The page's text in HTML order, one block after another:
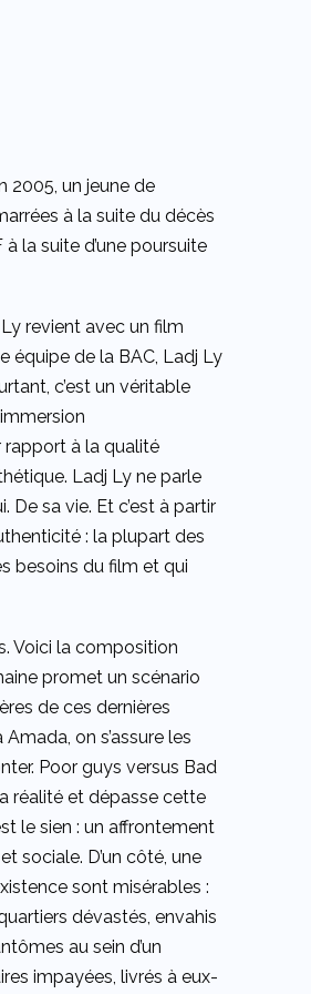
2005, un jeune de
à la suite du décès
la suite d’une poursuite
revient avec un film
équipe de la BAC, Ladj Ly
c’est un véritable
rapport à la qualité
Ladj Ly ne parle
sa vie. Et c’est à partir
: la plupart des
besoins du film et qui
Voici la composition
promet un scénario
de ces dernières
on s’assure les
Poor guys versus Bad
réalité et dépasse cette
le sien : un affrontement
sociale. D’un côté, une
sont misérables :
dévastés, envahis
au sein d’un
impayées, livrés à eux-